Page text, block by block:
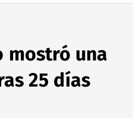
mostró una
25 días